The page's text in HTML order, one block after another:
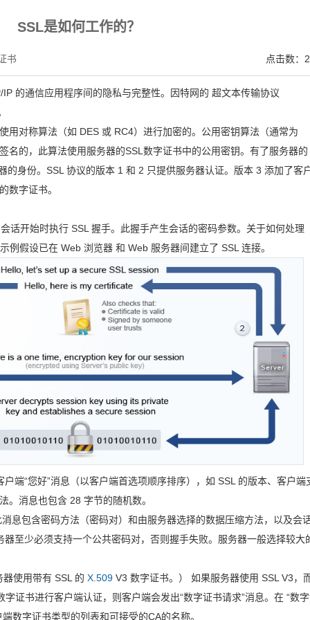
SSL是如何工作的？
点击数：
书
的通信应用程序间的隐私与完整性。因特网的 超文本传输协议
用对称算法（如 DES 或 RC4）进行加密的。公用密钥算法（通常为
名的，此算法使用服务器的SSL数字证书中的公用密钥。有了服务器的
的身份。SSL 协议的版本 1 和 2 只提供服务器认证。版本 3 添加了客
数字证书。
话开始时执行 SSL 握手。此握手产生会话的密码参数。关于如何处理
例假设已在 Web 浏览器 和 Web 服务器间建立了 SSL 连接。
端“您好”消息（以客户端首选项顺序排序），如 SSL 的版本、客户端
。消息也包含 28 字节的随机数。
息包含密码方法（密码对）和由服务器选择的数据压缩方法，以及会
至少必须支持一个公共密码对，否则握手失败。服务器一般选择较大
器使用带有 SSL 的X.509 V3 数字证书。） 如果服务器使用 SSL V3，
证书进行客户端认证，则客户端会发出“数字证书请求”消息。在 “数
数字证书类型的列表和可接受的CA的名称。